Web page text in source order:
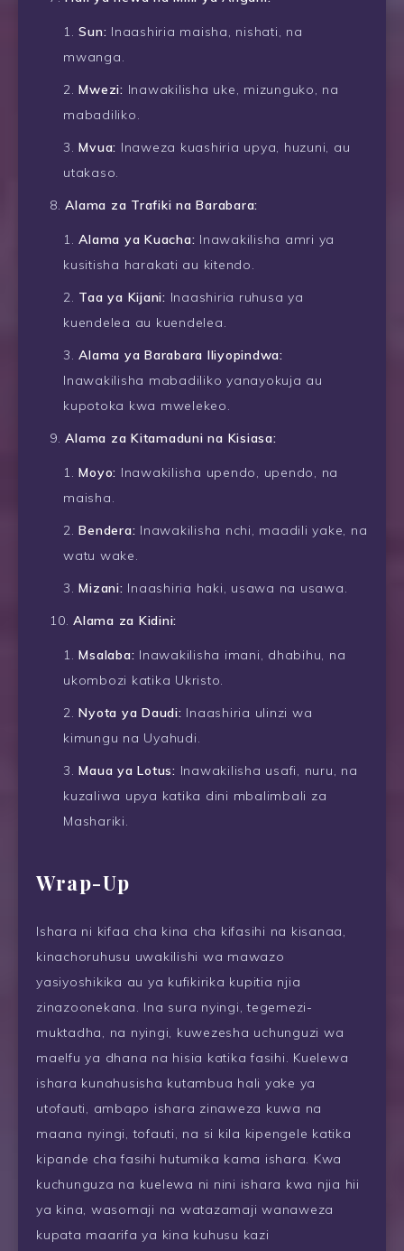
Sun: Inaashiria maisha, nishati, na
mwanga.
Mwezi: Inawakilisha uke, mizunguko, na
mabadiliko.
Mvua: Inaweza kuashiria upya, huzuni, au
utakaso.
Alama za Trafiki na Barabara:
Alama ya Kuacha: Inawakilisha amri ya
kusitisha harakati au kitendo.
Taa ya Kijani: Inaashiria ruhusa ya
kuendelea au kuendelea.
Alama ya Barabara Iliyopindwa:
Inawakilisha mabadiliko yanayokuja au
kupotoka kwa mwelekeo.
Alama za Kitamaduni na Kisiasa:
Moyo: Inawakilisha upendo, upendo, na
maisha.
Bendera: Inawakilisha nchi, maadili yake, na
watu wake.
Mizani: Inaashiria haki, usawa na usawa.
Alama za Kidini:
Msalaba: Inawakilisha imani, dhabihu, na
ukombozi katika Ukristo.
Nyota ya Daudi: Inaashiria ulinzi wa
kimungu na Uyahudi.
Maua ya Lotus: Inawakilisha usafi, nuru, na
kuzaliwa upya katika dini mbalimbali za
Mashariki.
Wrap-Up
Ishara ni kifaa cha kina cha kifasihi na kisanaa,
kinachoruhusu uwakilishi wa mawazo
yasiyoshikika au ya kufikirika kupitia njia
zinazoonekana. Ina sura nyingi, tegemezi-
muktadha, na nyingi, kuwezesha uchunguzi wa
maelfu ya dhana na hisia katika fasihi. Kuelewa
ishara kunahusisha kutambua hali yake ya
utofauti, ambapo ishara zinaweza kuwa na
maana nyingi, tofauti, na si kila kipengele katika
kipande cha fasihi hutumika kama ishara. Kwa
kuchunguza na kuelewa ni nini ishara kwa njia hii
ya kina, wasomaji na watazamaji wanaweza
kupata maarifa ya kina kuhusu kazi